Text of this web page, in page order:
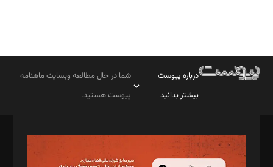
درباره پیوست
بیشتر بدانید
شما در حال مطالعه وبسایت ماهنامه
پیوست هستید.
مدیر مسئول: محمدباقر اثنی‌عشری
سردبیر: مهرک محمودی